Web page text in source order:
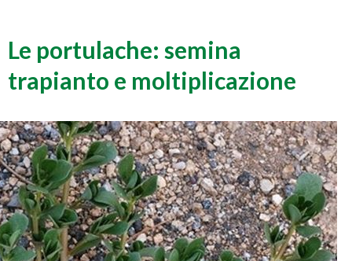
Le portulache: semina
trapianto e moltiplicazione